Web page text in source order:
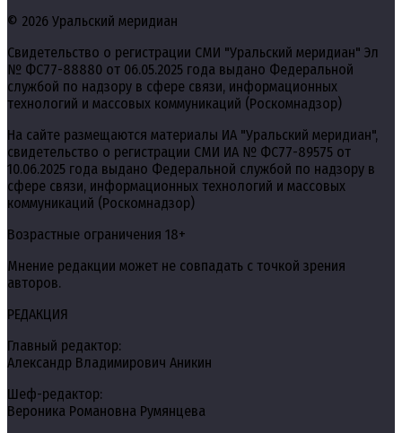
© 2026 Уральский меридиан
Свидетельство о регистрации СМИ "Уральский меридиан" Эл
№ ФС77-88880 от 06.05.2025 года выдано Федеральной
службой по надзору в сфере связи, информационных
технологий и массовых коммуникаций (Роскомнадзор)
На сайте размещаются материалы ИА "Уральский меридиан",
свидетельство о регистрации СМИ ИА № ФС77-89575 от
10.06.2025 года выдано Федеральной службой по надзору в
сфере связи, информационных технологий и массовых
коммуникаций (Роскомнадзор)
Возрастные ограничения 18+
Мнение редакции может не совпадать с точкой зрения
авторов.
РЕДАКЦИЯ
Главный редактор:
Александр Владимирович Аникин
Шеф-редактор:
Вероника Романовна Румянцева